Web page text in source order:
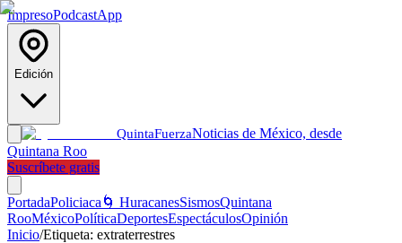
ImpresoPodcastApp
Edición
QuintaFuerzaNoticias de México, desde
Quintana Roo
Suscríbete gratis
PortadaPoliciaca 🌀 HuracanesSismosQuintana
RooMéxicoPolíticaDeportesEspectáculosOpinión
Inicio/Etiqueta: extraterrestres